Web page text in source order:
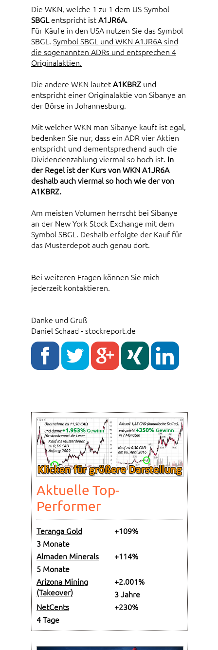
Die WKN, welche 1 zu 1 dem US-Symbol
SBGLentspricht istA1JR6A.
Für Käufe in den USA nutzen Sie das Symbol
SBGL. Symbol SBGL und WKN A1JR6A sind
die sogenannten ADRs und entsprechen 4
Originalaktien.
Die andere WKN lautetA1KBRZ und
entspricht einer Originalaktie von Sibanye an
der Börse in Johannesburg.
Mit welcher WKN man Sibanye kauft ist egal,
bedenken Sie nur, dass ein ADR vier Aktien
entspricht und dementsprechend auch die
Dividendenzahlung viermal so hoch ist. In
der Regel ist der Kurs von WKN A1JR6A
deshalb auch viermal so hoch wie der von
A1KBRZ.
Am meisten Volumen herrscht bei Sibanye
an der New York Stock Exchange mit dem
Symbol SBGL. Deshalb erfolgte der Kauf für
das Musterdepot auch genau dort.
Bei weiteren Fragen können Sie mich
jederzeit kontaktieren.
Danke und Gruß
Daniel Schaad - stockreport.de
Aktuelle Top-
Performer
Teranga Gold
+109%
3 Monate
Almaden Minerals
+114%
5 Monate
Arizona Mining
(Takeover)
+2.001%
3 Jahre
NetCents
+230%
4 Tage